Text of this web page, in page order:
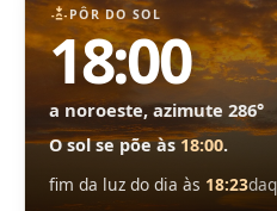
PÔR DO SOL
18:00
a noroeste, azimute 286°
O sol se põe às18:00.
fim da luz do dia às 18:23